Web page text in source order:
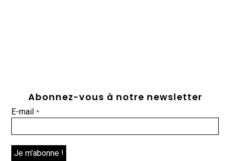
Abonnez-vous à notre newsletter
E-mail*